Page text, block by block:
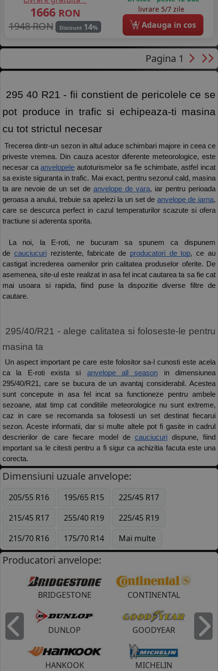
1666 RON
1948 RON
Discount 14%
livrare 5/7 zile
4 Adauga in cos
Pagina 1
pot produce in trafic si echipeaza-ti masina
cu tot strictul necesar
Trecerea dintr-un sezon in altul aduce schimbari majore in ceea ce
priveste vremea. Din cauza acestor diferente meteorologice, este
necesar ca anvelopele autoturismelor sa fie schimbate, astfel incat
sa existe siguranta in trafic. Mai exact, pentru sezonul cald, masina
ta are nevoie de un set de anvelope de vara, iar pentru perioada
geroasa a anului, trebuie sa apelezi la un set de anvelope de iarna,
care se descurca perfect in cazul temperaturilor scazute si ofera
tractiune si aderenta sporita.
de cauciucuri rezistente, fabricate de producatori de top, ce au
castigat increderea oamenilor prin calitatea produselor oferite. De
asemenea, site-ul este realizat in asa fel incat cautarea ta sa fie cat
mai usoara si rapida, fiind puse la dispozitie diverse filtre de
cautare.
masina ta
ca la E-roti exista si anvelope all season in dimensiunea
295/40/R21, care se bucura de un avantaj considerabil. Acestea
sunt concepute in asa fel incat sa functioneze pentru ambele
sezoane, atat timp cat conditiile meteorologice nu sunt extreme,
caz in care se recomanda sa folosesti un set destinat fiecarui
sezon. Aceste informatii, dar si multe altele pot fi gasite in cadrul
descrierilor de care fiecare model de cauciucuri dispune, fiind
important sa le citesti pentru a fi sigur ca achizitia facuta este una
corecta.
Dimensiuni uzuale anvelope:
205/55 R16 195/65 R15
225/45 R17
215/45 R17
255/40 R19
225/45 R19
215/70 R16
175/70 R14 Mai multe
Producatori anvelope:
BRIDGESTONE CONTINENTAL
DUNLOP GOODYEAR
HANKOOK MICHELIN
Inapoi